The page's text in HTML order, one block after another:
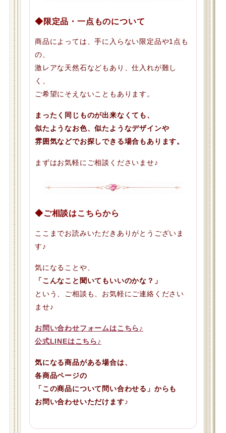
◆限定品・一点ものについて
商品によっては、手に入らない限定品や1点も
の、
激レアな天然石などもあり、仕入れが難し
く、
ご希望にそえないこともあります。
まったく同じものが出来なくても、
似たようなお色、似たようなデザインや
雰囲気などでお探しできる場合もあります。
まずはお気軽にご相談くださいませ♪
◆ご相談はこちらから
ここまでお読みいただきありがとうございま
す♪
気になることや、
「こんなこと聞いてもいいのかな？」
という、ご相談も、お気軽にご連絡ください
ませ♪
お問い合わせフォームはこちら♪
公式LINEはこちら♪
気になる商品がある場合は、
各商品ページの
「この商品について問い合わせる」からも
お問い合わせいただけます♪